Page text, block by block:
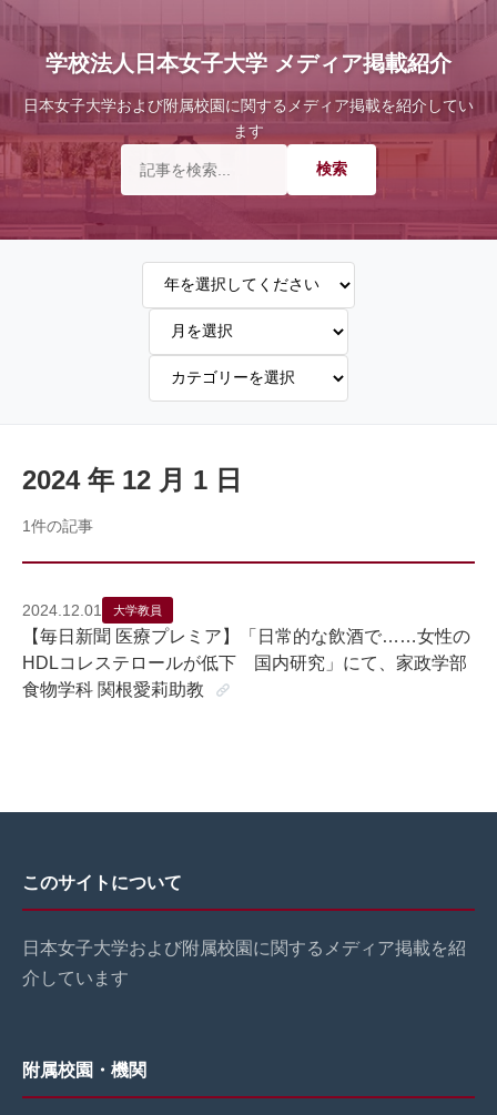
学校法人日本女子大学 メディア掲載紹介
日本女子大学および附属校園に関するメディア掲載を紹介してい
ます
2024 年 12 月 1 日
1件の記事
2024.12.01 大学教員
【毎日新聞 医療プレミア】「日常的な飲酒で……女性の
HDLコレステロールが低下 国内研究」にて、家政学部
食物学科 関根愛莉助教
このサイトについて
日本女子大学および附属校園に関するメディア掲載を紹
介しています
附属校園・機関